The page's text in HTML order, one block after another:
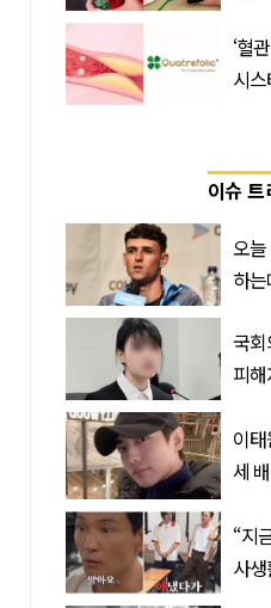
트
‘혈
시
이슈 트
오
하
국
피
이
세
“지
사